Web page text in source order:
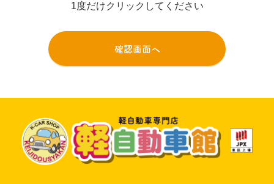
1度だけクリックしてください